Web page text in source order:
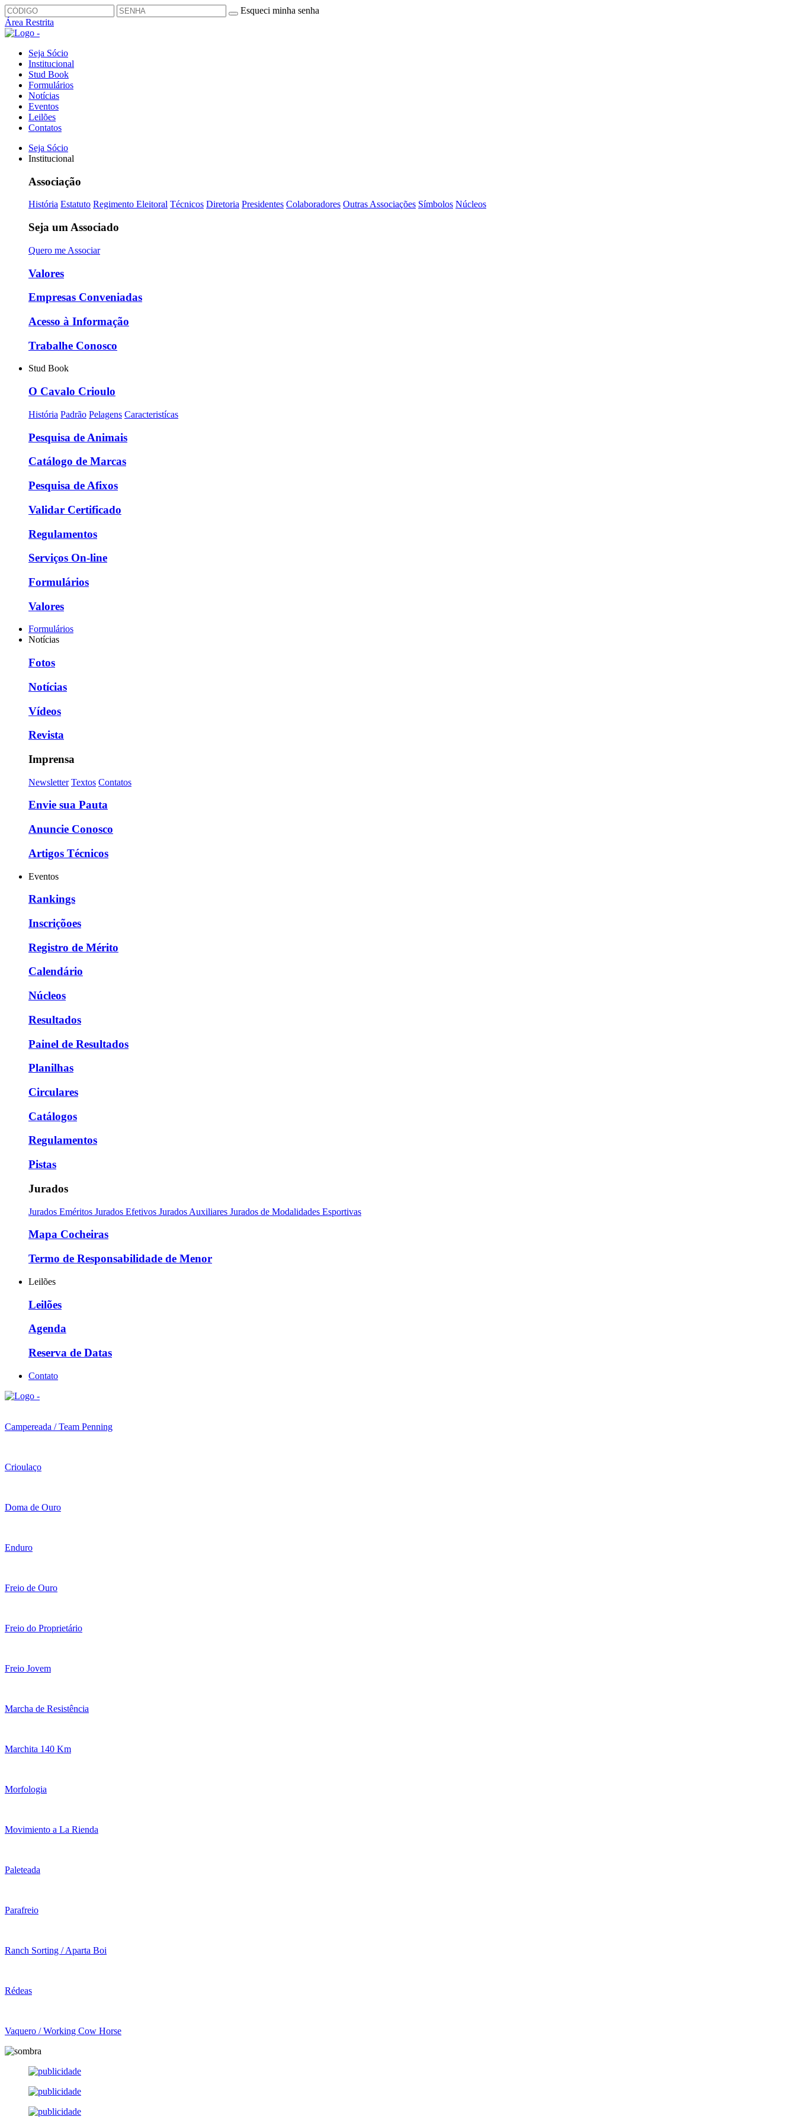
Esqueci minha senha
Área Restrita
Seja Sócio
Institucional
Stud Book
Formulários
Notícias
Eventos
Leilões
Contatos
Seja Sócio
Institucional
Associação
História Estatuto Regimento Eleitoral Técnicos Diretoria Presidentes Colaboradores Outras Associações Símbolos Núcleos
Seja um Associado
Quero me Associar
Valores
Empresas Conveniadas
Acesso à Informação
Trabalhe Conosco
Stud Book
O Cavalo Crioulo
História Padrão Pelagens Caracteristícas
Pesquisa de Animais
Catálogo de Marcas
Pesquisa de Afixos
Validar Certificado
Regulamentos
Serviços On-line
Formulários
Valores
Formulários
Notícias
Fotos
Notícias
Vídeos
Revista
Imprensa
Newsletter Textos Contatos
Envie sua Pauta
Anuncie Conosco
Artigos Técnicos
Eventos
Rankings
Inscriçõoes
Registro de Mérito
Calendário
Núcleos
Resultados
Painel de Resultados
Planilhas
Circulares
Catálogos
Regulamentos
Pistas
Jurados
Jurados Eméritos Jurados Efetivos Jurados Auxiliares Jurados de Modalidades Esportivas
Mapa Cocheiras
Termo de Responsabilidade de Menor
Leilões
Leilões
Agenda
Reserva de Datas
Contato
Campereada / Team Penning
Crioulaço
Doma de Ouro
Enduro
Freio de Ouro
Freio do Proprietário
Freio Jovem
Marcha de Resistência
Marchita 140 Km
Morfologia
Movimiento a La Rienda
Paleteada
Parafreio
Ranch Sorting / Aparta Boi
Rédeas
Vaquero / Working Cow Horse